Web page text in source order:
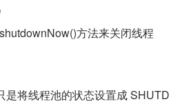
方法来关闭线程
是将线程池的状态设置成 SHUTD